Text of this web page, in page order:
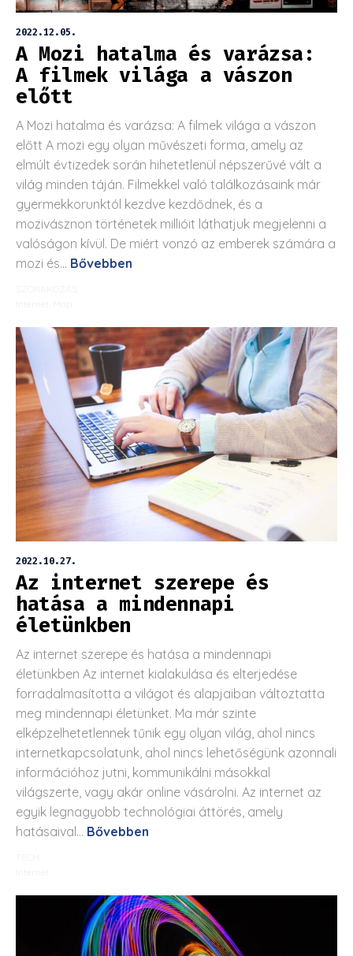
2022.12.05.
A Mozi hatalma és varázsa:
A filmek világa a vászon
előtt
A Mozi hatalma és varázsa: A filmek világa a vászon
előtt A mozi egy olyan művészeti forma, amely az
elmúlt évtizedek során hihetetlenül népszerűvé vált a
világ minden táján. Filmekkel való találkozásaink már
gyermekkorunktól kezdve kezdődnek, és a
mozivásznon történetek millióit láthatjuk megjelenni a
valóságon kívül. De miért vonzó az emberek számára a
mozi és... Bővebben
2022.10.27.
Az internet szerepe és
hatása a mindennapi
életünkben
Az internet szerepe és hatása a mindennapi
életünkben Az internet kialakulása és elterjedése
forradalmasította a világot és alapjaiban változtatta
meg mindennapi életünket. Ma már szinte
elképzelhetetlennek tűnik egy olyan világ, ahol nincs
internetkapcsolatunk, ahol nincs lehetőségünk azonnali
információhoz jutni, kommunikálni másokkal
világszerte, vagy akár online vásárolni. Az internet az
egyik legnagyobb technológiai áttörés, amely
hatásaival... Bővebben